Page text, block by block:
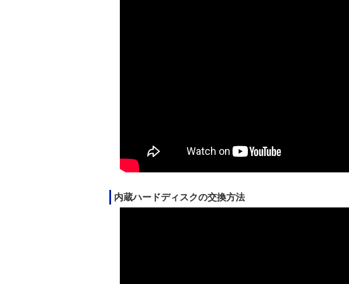
内蔵ハードディスクの交換方法